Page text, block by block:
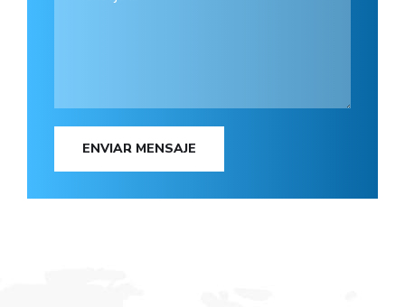
ENVIAR MENSAJE